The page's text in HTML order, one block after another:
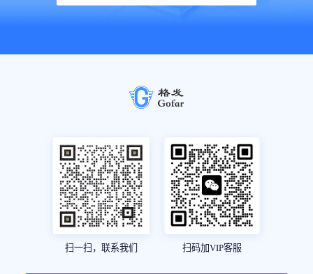
扫一扫，联系我们 扫码加VIP客服